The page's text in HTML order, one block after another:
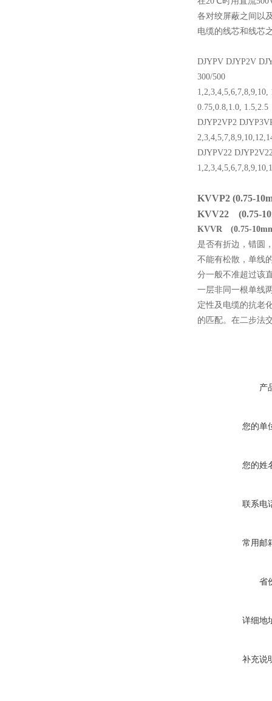
各对绞屏蔽之间以
电缆的线芯和线芯
DJYPV DJYP2V
300/500
1,2,3,4,5,6,7,8,9,10,
0.75,0.8,1.0, 1.5,2.5
DJYP2VP2
DJYPV22
KVVP2 (0.75-
KVV22 (0.75-
KVVR (0.75-
是否有折边，错圆
不能有松散，单线
分一般不准超过该
一层非同一根单线
定性及电缆的抗老
的匹配。在二步法
产
您的单
您的姓
联系电
常用邮
省
详细地
补充说